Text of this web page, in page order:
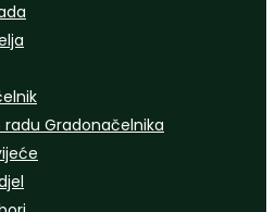
radu Gradonačelnika